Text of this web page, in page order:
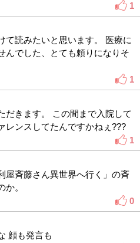
1
て読みたいと思います。 医療に
んでした、とても頼りになりそ
1
だきます。 この間まで入院して
レンスしてたんですかねぇ???
1
屋斉藤さん異世界へ行く」の斉
。
0
顔も発言も